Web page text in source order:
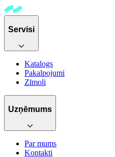
Servisi
Katalogs
Pakalpojumi
Zīmoli
Uzņēmums
Par mums
Kontakti